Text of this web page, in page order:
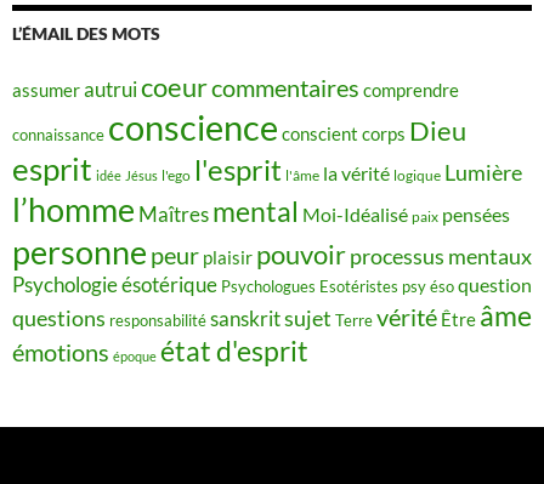
L’ÉMAIL DES MOTS
assumerautruicoeurcommentaires comprendre
connaissance conscience conscient corps Dieu
esprit idée Jésus l'ego l'esprit l'âme la vérité logique Lumière
l’homme Maîtres mental Moi-Idéalisé paix pensées
personne peur plaisir pouvoirprocessus mentaux
Psychologie ésotérique Psychologues Esotéristes psy ésoquestion
questions responsabilitésanskritsujet Terrevérité Être âme
émotions époque état d'esprit